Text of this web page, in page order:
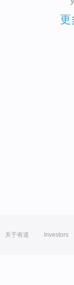
更
关于有道 Investors